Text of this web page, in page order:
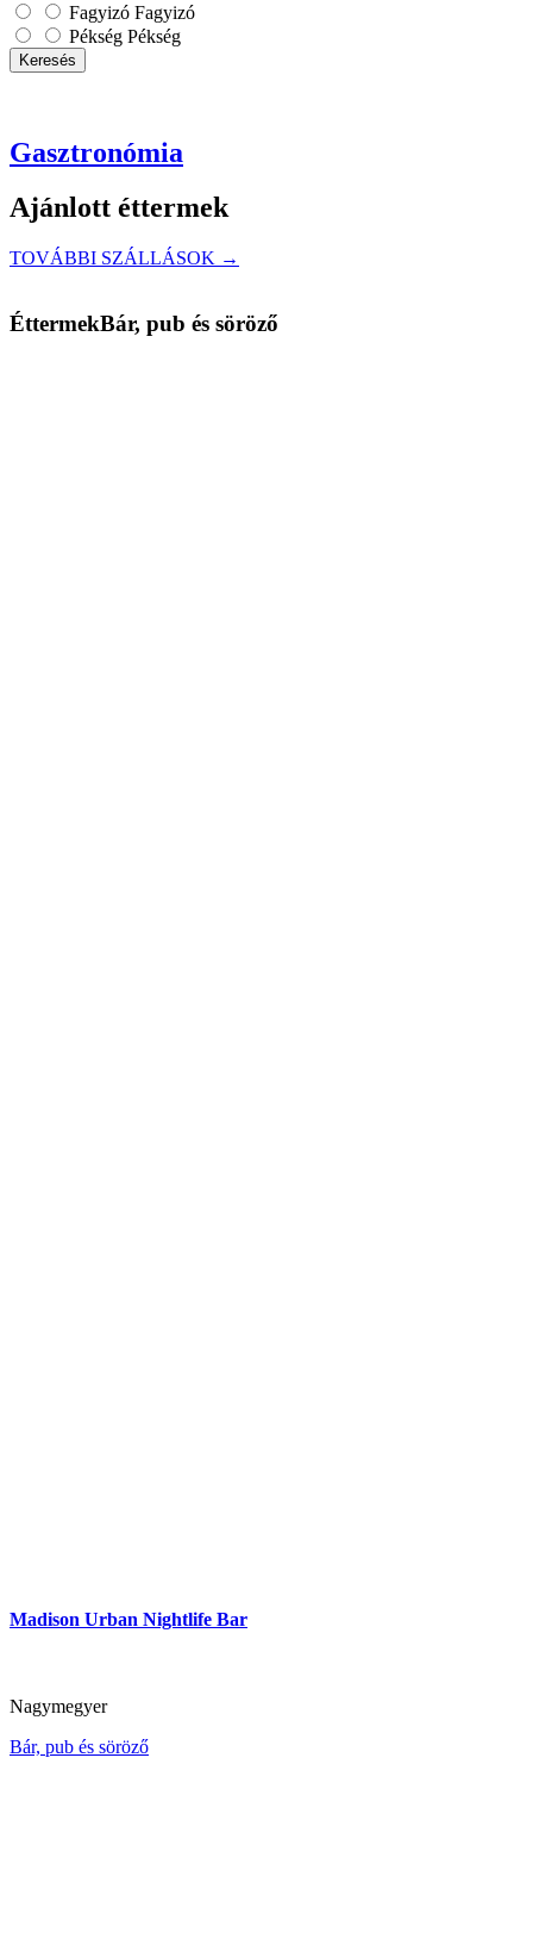
Fagyizó Fagyizó
Pékség Pékség
Keresés
Gasztronómia
Ajánlott éttermek
TOVÁBBI SZÁLLÁSOK →
ÉttermekBár, pub és söröző
Madison Urban Nightlife Bar
Nagymegyer
Bár, pub és söröző